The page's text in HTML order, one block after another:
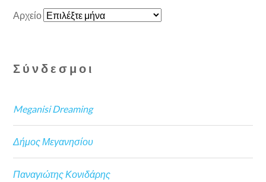
Αρχείο
Σύνδεσμοι
Meganisi Dreaming
Δήμος Μεγανησίου
Παναγιώτης Κονιδάρης